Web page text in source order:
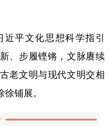
平文化思想科学指引
、步履铿锵，文脉赓续
老文明与现代文明交相
铺展。